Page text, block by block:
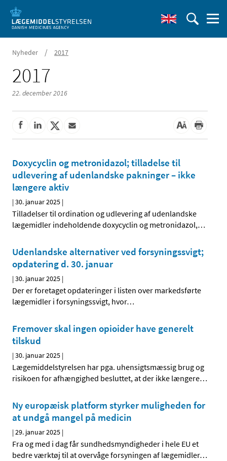
Nyheder / 2017
2017
22. december 2016
Doxycyclin og metronidazol; tilladelse til
udlevering af udenlandske pakninger – ikke
længere aktiv
|30. januar 2025 |
Tilladelser til ordination og udlevering af udenlandske
lægemidler indeholdende doxycyclin og metronidazol,…
Udenlandske alternativer ved forsyningssvigt;
opdatering d. 30. januar
|30. januar 2025 |
Der er foretaget opdateringer i listen over markedsførte
lægemidler i forsyningssvigt, hvor…
Fremover skal ingen opioider have generelt
tilskud
|30. januar 2025 |
Lægemiddelstyrelsen har pga. uhensigtsmæssig brug og
risikoen for afhængighed besluttet, at der ikke længere…
Ny europæisk platform styrker muligheden for
at undgå mangel på medicin
|29. januar 2025 |
Fra og med i dag får sundhedsmyndigheder i hele EU et
bedre værktøj til at overvåge forsyningen af lægemidler…